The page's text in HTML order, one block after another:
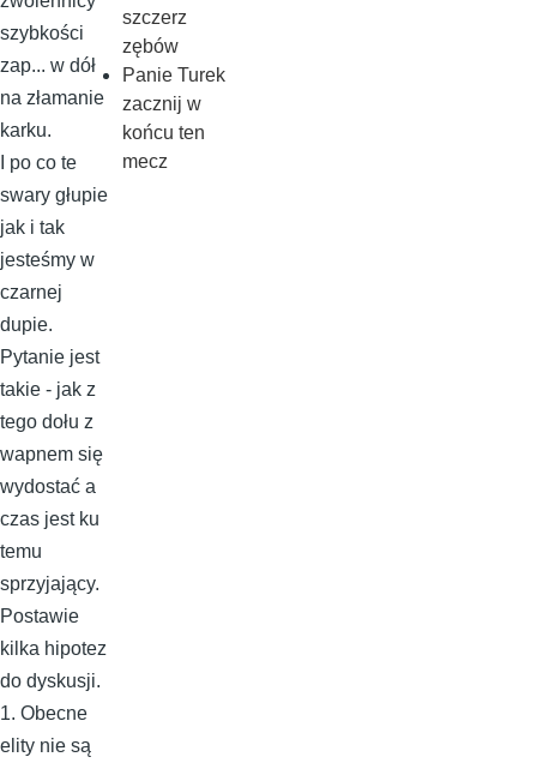
szybkości
zap... w dół
na złamanie
karku.
I po co te
swary głupie
jak i tak
jesteśmy w
czarnej
dupie.
Pytanie jest
takie - jak z
tego dołu z
wapnem się
wydostać a
czas jest ku
temu
sprzyjający.
Postawie
kilka hipotez
do dyskusji.
1. Obecne
elity nie są
szczerz
zębów
Panie Turek
zacznij w
końcu ten
mecz